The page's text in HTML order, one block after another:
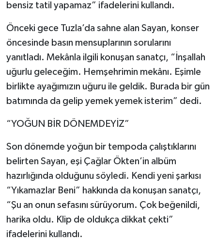
bensiz tatil yapamaz” ifadelerini kullandı.
Önceki gece Tuzla’da sahne alan Sayan, konser
öncesinde basın mensuplarının sorularını
yanıtladı. Mekânla ilgili konuşan sanatçı, “İnşallah
uğurlu geleceğim. Hemşehrimin mekânı. Eşimle
birlikte ayağımızın uğuru ile geldik. Burada bir gün
batımında da gelip yemek yemek isterim” dedi.
“YOĞUN BİR DÖNEMDEYİZ”
Son dönemde yoğun bir tempoda çalıştıklarını
belirten Sayan, eşi Çağlar Ökten’in albüm
hazırlığında olduğunu söyledi. Kendi yeni şarkısı
“Yıkamazlar Beni” hakkında da konuşan sanatçı,
“Şu an onun sefasını sürüyorum. Çok beğenildi,
harika oldu. Klip de oldukça dikkat çekti”
ifadelerini kullandı.